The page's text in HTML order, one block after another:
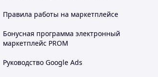
Правила работы на маркетплейсе
Бонусная программа электронный
маркетплейс PROM
Руководство Google Ads